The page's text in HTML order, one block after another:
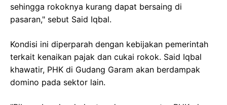
sehingga rokoknya kurang dapat bersaing di
pasaran," sebut Said Iqbal.
Kondisi ini diperparah dengan kebijakan pemerintah
terkait kenaikan pajak dan cukai rokok. Said Iqbal
khawatir, PHK di Gudang Garam akan berdampak
domino pada sektor lain.